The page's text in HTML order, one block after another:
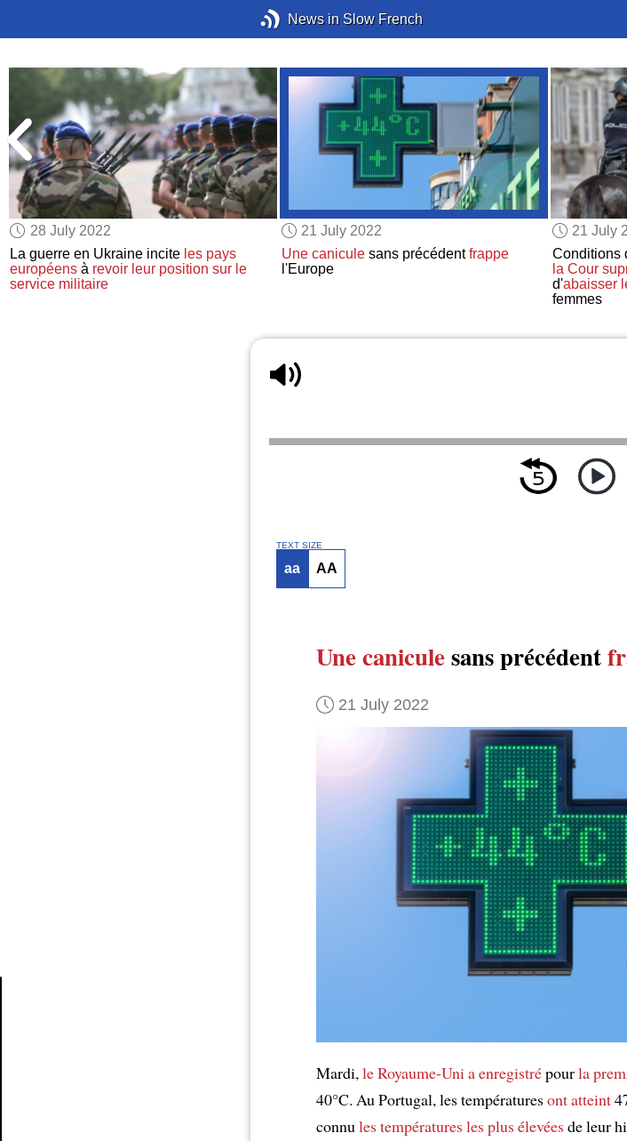
News in Slow French
28 July 2022
La guerre en Ukraine incite les pays
européens à revoir leur position sur le
service militaire
21 July 2022
Une caniculesans précédentfrappe
l'Europe
21 July
Conditions
la Cour
d'abaisser
femmes
TEXT SIZE
aa AA
Une caniculesans précédent
21 July 2022
Mardi,le Royaume-Unia enregistrépourla
40°C. Au Portugal, les températuresont atteint
connules températures les plus élevéesde leur